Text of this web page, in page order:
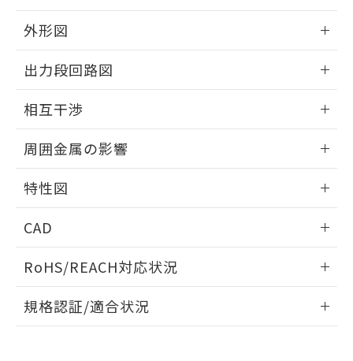
外形図
外形図
出力段回路図
出力段回路図
タイムチャート
相互干渉
相互干渉
A: 110mm以上、B: 90mm以上
周囲金属の影響
周囲金属の影響
特性図
検出物体の大きさと材質による影響
CAD
ドすることができます。
ログイン/会員登録
RoHS/REACH対応状況
EU RoHS 注意事項・凡例
規格認証/適合状況
お客様が当ウェブサイト上で当社にご
登録された部品リストについて、当社
をご了承ください。
※当社の共同利用者とは、
の共同利用に関して"
の「1.共同利
※3 非含有証明書ダウンロード
下記の非含有証明書をダウンロードするこ
とができます。
EU RoHS指令（10物質）の非含有証明書
るもので、過去に遡って非含有を証明する
ものではありません。
物質の対応では、対応完了までの期間は出
荷製品に未対応品が混在することから備考
欄に対応日を記載しておりました。
していることから、特段のことがない限
り、2022年1月12日より割愛しておりま
及ぼさない年数を意味します。
「－」：未確認です。当社販売部門へお問
り引きをいたしません。